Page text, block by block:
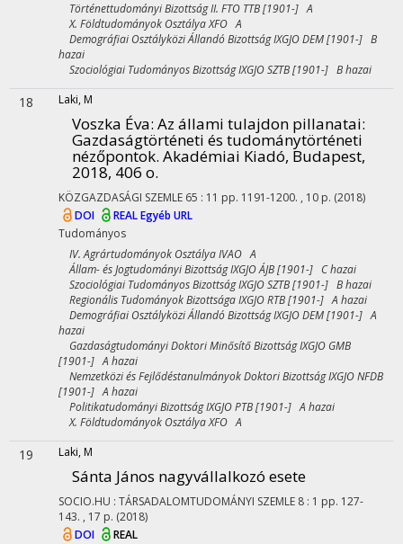
Történettudományi Bizottság II. FTO TTB [1901-] A
X. Földtudományok Osztálya XFO A
Demográfiai Osztályközi Állandó Bizottság IXGJO DEM [1901-] B
hazai
Szociológiai Tudományos Bizottság IXGJO SZTB [1901-] B hazai
18 Laki, M
Voszka Éva: Az állami tulajdon pillanatai:
Gazdaságtörténeti és tudománytörténeti
nézőpontok. Akadémiai Kiadó, Budapest,
2018, 406 o.
KÖZGAZDASÁGI SZEMLE 65 : 11 pp. 1191-1200. , 10 p. (2018)
DOI
REALEgyéb URL
Tudományos
IV. Agrártudományok Osztálya IVAO A
Állam- és Jogtudományi Bizottság IXGJO ÁJB [1901-] C hazai
Szociológiai Tudományos Bizottság IXGJO SZTB [1901-] B hazai
Regionális Tudományok Bizottsága IXGJO RTB [1901-] A hazai
Demográfiai Osztályközi Állandó Bizottság IXGJO DEM [1901-] A
hazai
Gazdaságtudományi Doktori Minősítő Bizottság IXGJO GMB
[1901-] A hazai
Nemzetközi és Fejlődéstanulmányok Doktori Bizottság IXGJO NFDB
[1901-] A hazai
Politikatudományi Bizottság IXGJO PTB [1901-] A hazai
X. Földtudományok Osztálya XFO A
19 Laki, M
Sánta János nagyvállalkozó esete
SOCIO.HU : TÁRSADALOMTUDOMÁNYI SZEMLE 8 : 1 pp. 127-
143. , 17 p. (2018)
DOI
REAL